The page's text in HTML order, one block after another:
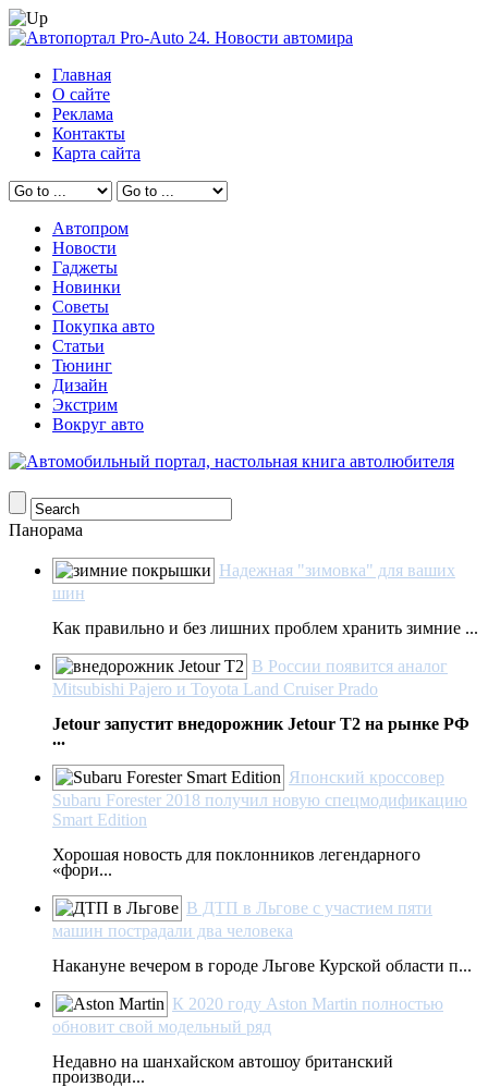
Главная
О сайте
Реклама
Контакты
Карта сайта
Автопром
Новости
Гаджеты
Новинки
Советы
Покупка авто
Статьи
Тюнинг
Дизайн
Экстрим
Вокруг авто
Панорама
Надежная "зимовка" для ваших
шин
Как правильно и без лишних проблем хранить зимние ...
В России появится аналог
Mitsubishi Pajero и Toyota Land Cruiser Prado
Jetour запустит внедорожник Jetour T2 на рынке РФ
...
Японский кроссовер
Subaru Forester 2018 получил новую спецмодификацию
Smart Edition
Хорошая новость для поклонников легендарного
«фори...
В ДТП в Льгове с участием пяти
машин пострадали два человека
Накануне вечером в городе Льгове Курской области п...
К 2020 году Aston Martin полностью
обновит свой модельный ряд
Недавно на шанхайском автошоу британский
производи...